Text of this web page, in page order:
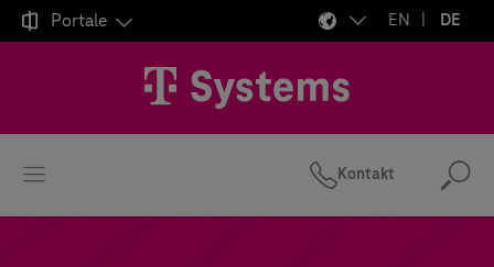
 Portale EN DE
Kontakt